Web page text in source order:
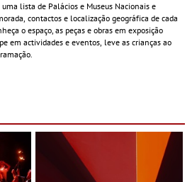
lista de Palácios e Museus Nacionais e
contactos e localização geográfica de cada
o espaço, as peças e obras em exposição
em actividades e eventos, leve as crianças ao